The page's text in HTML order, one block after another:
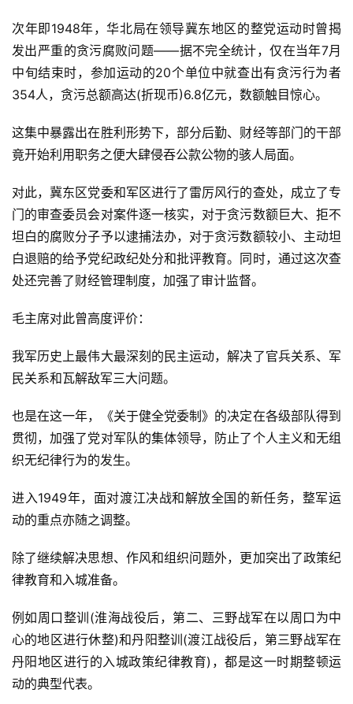
首
页
文
分
类
专
题
列
表
快
更
页
面
次年即1948年，华北局在领导冀东地区的整党运动时曾揭
发出严重的贪污腐败问题——据不完全统计，仅在当年7月
中旬结束时，参加运动的20个单位中就查出有贪污行为者
354人，贪污总额高达(折现币)6.8亿元，数额触目惊心。
这集中暴露出在胜利形势下，部分后勤、财经等部门的干部
竟开始利用职务之便大肆侵吞公款公物的骇人局面。
对此，冀东区党委和军区进行了雷厉风行的查处，成立了专
门的审查委员会对案件逐一核实，对于贪污数额巨大、拒不
坦白的腐败分子予以逮捕法办，对于贪污数额较小、主动坦
白退赔的给予党纪政纪处分和批评教育。同时，通过这次查
处还完善了财经管理制度，加强了审计监督。
毛主席对此曾高度评价：
我军历史上最伟大最深刻的民主运动，解决了官兵关系、军
民关系和瓦解敌军三大问题。
也是在这一年，《关于健全党委制》的决定在各级部队得到
贯彻，加强了党对军队的集体领导，防止了个人主义和无组
织无纪律行为的发生。
进入1949年，面对渡江决战和解放全国的新任务，整军运
动的重点亦随之调整。
除了继续解决思想、作风和组织问题外，更加突出了政策纪
律教育和入城准备。
例如周口整训(淮海战役后，第二、三野战军在以周口为中
心的地区进行休整)和丹阳整训(渡江战役后，第三野战军在
丹阳地区进行的入城政策纪律教育)，都是这一时期整顿运
动的典型代表。